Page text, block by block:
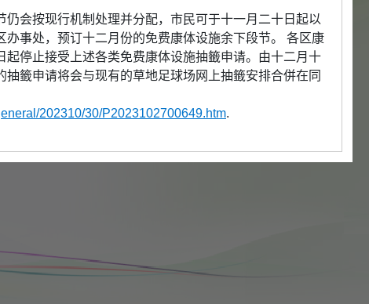
仍会按现行机制处理并分配，市民可于十一月二十日起以
办事处，预订十二月份的免费康体设施余下段节。 各区康
起停止接受上述各类免费康体设施抽籤申请。由十二月十
抽籤申请将会与现有的草地足球场网上抽籤安排合併在同
202310/30/P2023102700649.htm.